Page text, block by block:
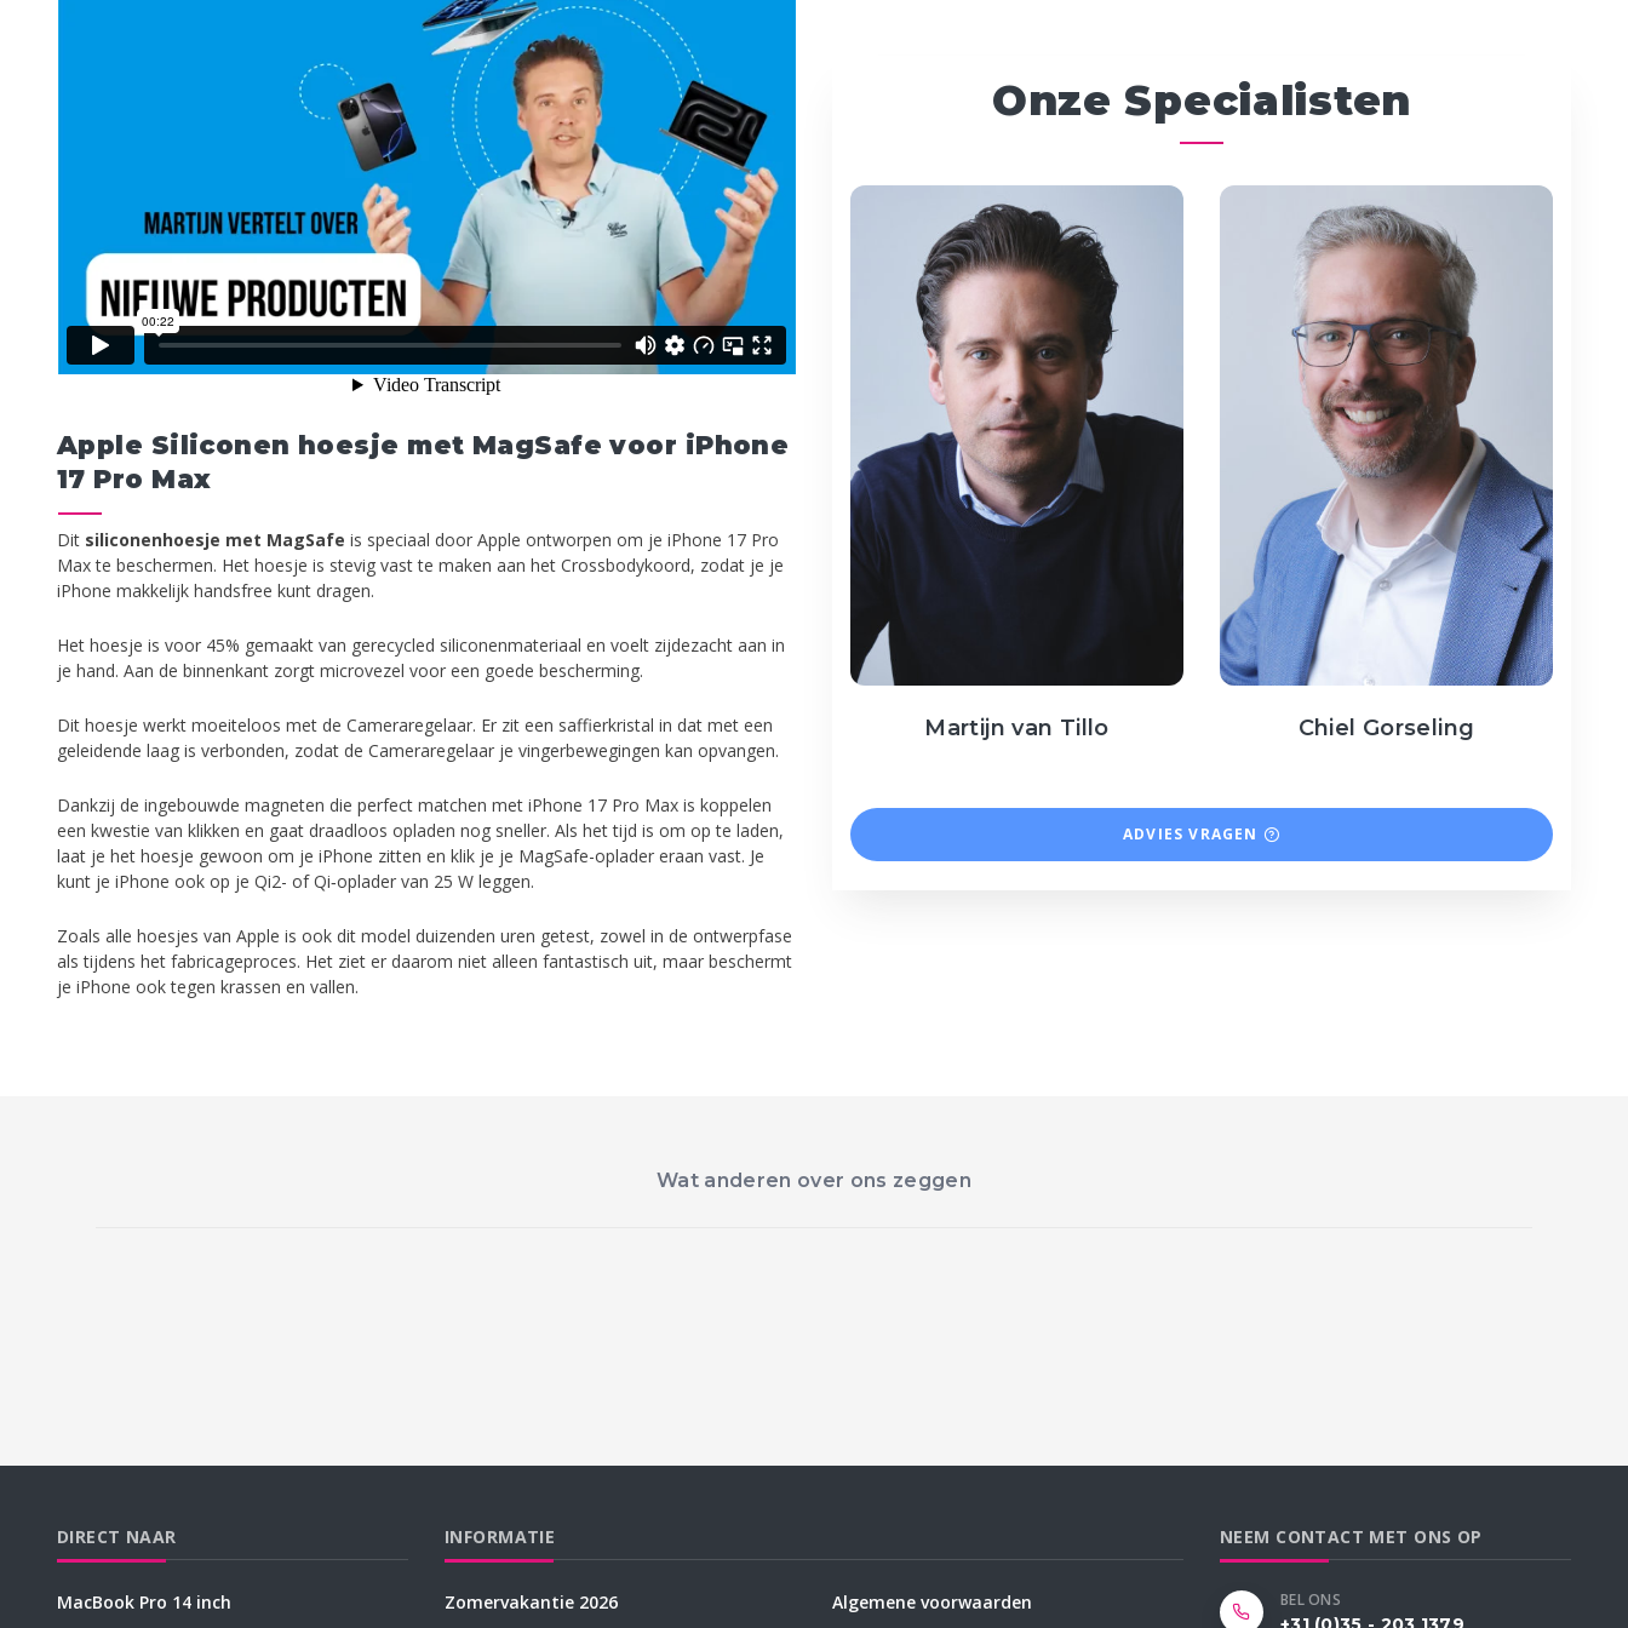
Apple Siliconen hoesje met MagSafe voor iPhone
17 Pro Max
Dit siliconen­hoesje met MagSafe is speciaal door Apple ontworpen om je iPhone 17 Pro
Max te beschermen. Het hoesje is stevig vast te maken aan het Crossbody­koord, zodat je je
iPhone makkelijk handsfree kunt dragen.
Het hoesje is voor 45% gemaakt van gerecycled siliconen­materiaal en voelt zijdezacht aan in
je hand. Aan de binnenkant zorgt microvezel voor een goede bescherming.
Dit hoesje werkt moeiteloos met de Camera­­­­­regelaar. Er zit een saffier­kristal in dat met een
geleidende laag is verbonden, zodat de Cameraregelaar je vinger­bewegingen kan opvangen.
Dankzij de ingebouwde magneten die perfect matchen met iPhone 17 Pro Max is koppelen
een kwestie van klikken en gaat draadloos opladen nog sneller. Als het tijd is om op te laden,
laat je het hoesje gewoon om je iPhone zitten en klik je je MagSafe-oplader eraan vast. Je
kunt je iPhone ook op je Qi2- of Qi‑oplader van 25 W leggen.
Zoals alle hoesjes van Apple is ook dit model duizenden uren getest, zowel in de ontwerp­fase
als tijdens het fabricage­proces. Het ziet er daarom niet alleen fantastisch uit, maar beschermt
je iPhone ook tegen krassen en vallen.
Onze Specialisten
Martijn van Tillo Chiel Gorseling
ADVIES VRAGEN
Wat anderen over ons zeggen
DIRECT NAAR
MacBook Pro 14 inch
INFORMATIE
Zomervakantie 2026 Algemene voorwaarden
NEEM CONTACT MET ONS OP
BEL ONS